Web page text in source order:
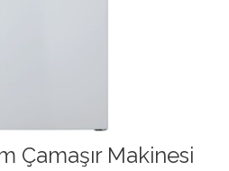
Çamaşır Makinesi